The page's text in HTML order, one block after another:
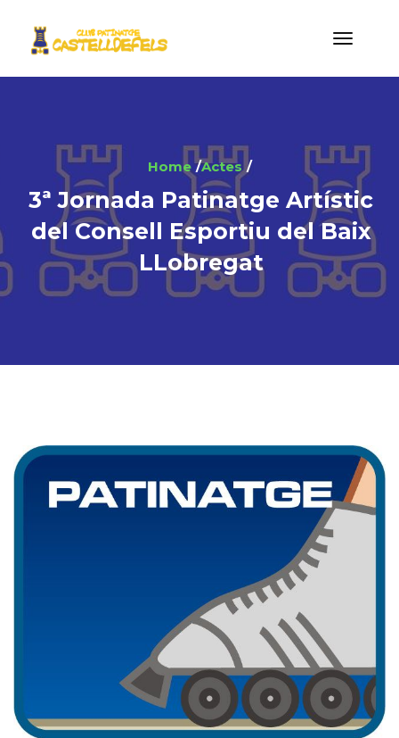
Home Actes
3ª Jornada Patinatge Artístic
del Consell Esportiu del Baix
LLobregat